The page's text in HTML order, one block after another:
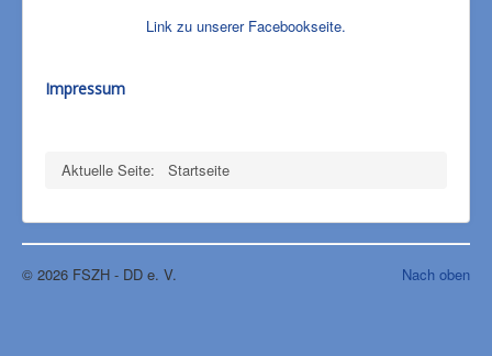
Link zu unserer Facebookseite.
Impressum
Aktuelle Seite: Startseite
Nach oben
© 2026 FSZH - DD e. V.